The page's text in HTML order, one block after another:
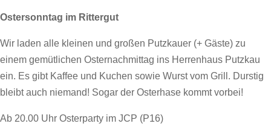
Ostersonntag im Rittergut
Wir laden alle kleinen und großen Putzkauer (+ Gäste) zu
einem gemütlichen Osternachmittag ins Herrenhaus Putzkau
ein. Es gibt Kaffee und Kuchen sowie Wurst vom Grill. Durstig
bleibt auch niemand! Sogar der Osterhase kommt vorbei!
Ab 20.00 Uhr Osterparty im JCP (P16)